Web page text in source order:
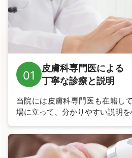
01
皮膚科専門医による
丁寧な診療と説明
当院には皮膚科専門医も在籍し
場に立って、分かりやすい説明を